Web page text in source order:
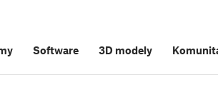
Software 3D modely